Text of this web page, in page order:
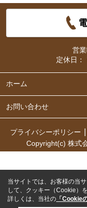
営業
定休日：
ホーム
お問い合わせ
プライバシーポリシー
Copyright(c) 株式
当サイトでは、お客様の当
して、クッキー（Cookie）
詳しくは、当社の 「Cookie